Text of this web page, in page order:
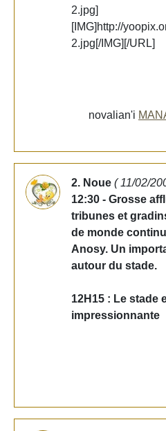
2.jpg]
[IMG]http://
2.jpg[/IMG][/URL]
novalian'i
2. Noue ( 11/02/
12:30 - Grosse
tribunes et
de monde
Anosy. Un
autour du stade.
12H15 : Le stade
impressionnante